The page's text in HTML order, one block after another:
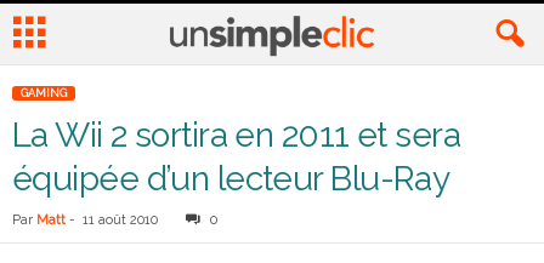
GAMING
La Wii 2 sortira en 2011 et sera
équipée d’un lecteur Blu-Ray
Par Matt - 11 août 2010 0